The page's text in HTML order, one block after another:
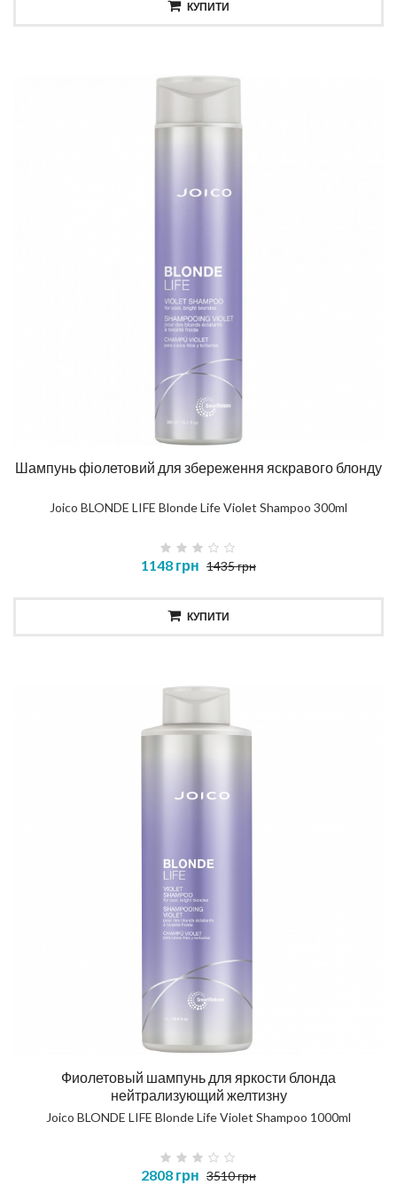
КУПИТИ
Шампунь фіолетовий для збереження яскравого блонду
Joico BLONDE LIFE Blonde Life Violet Shampoo 300ml
1148 грн 1435 грн
КУПИТИ
Фиолетовый шампунь для яркости блонда
нейтрализующий желтизну
Joico BLONDE LIFE Blonde Life Violet Shampoo 1000ml
2808 грн 3510 грн